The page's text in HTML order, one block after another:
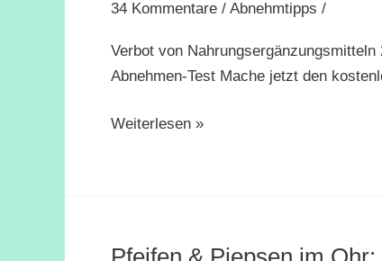
34 Kommentare / Abnehmtipps /
Verbot von
Abnehmen-Test Mache jetzt den
Nahrungsergänzungsmitteln
2024
Weiterlesen »
Pfeifen